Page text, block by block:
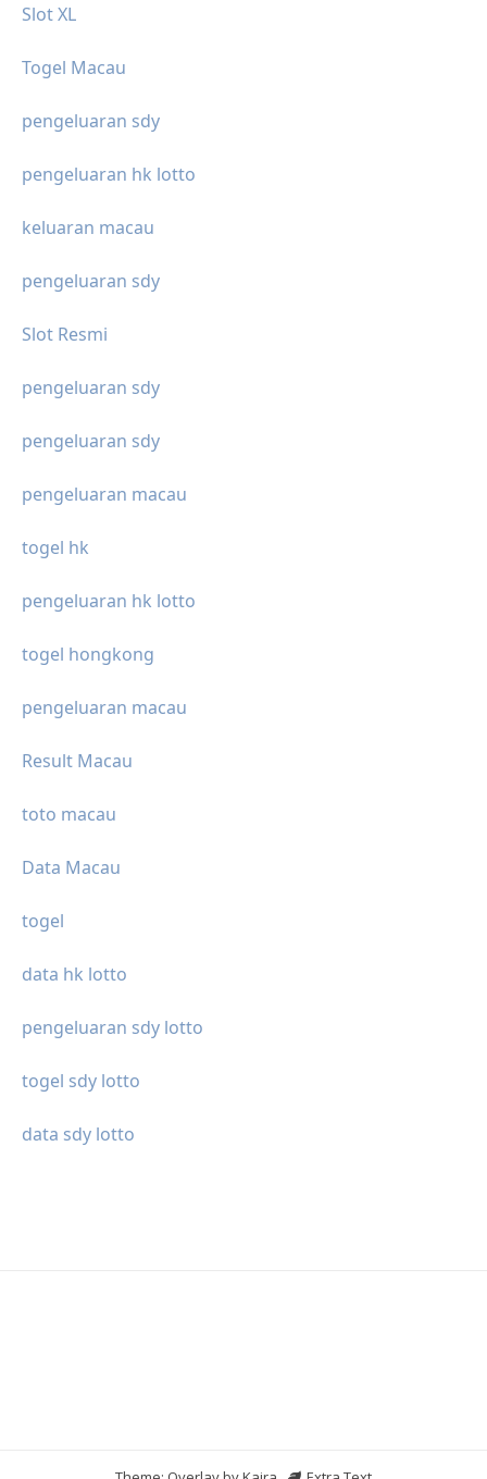
Slot XL
Togel Macau
pengeluaran sdy
pengeluaran hk lotto
keluaran macau
pengeluaran sdy
Slot Resmi
pengeluaran sdy
pengeluaran sdy
pengeluaran macau
togel hk
pengeluaran hk lotto
togel hongkong
pengeluaran macau
Result Macau
toto macau
Data Macau
togel
data hk lotto
pengeluaran sdy lotto
togel sdy lotto
data sdy lotto